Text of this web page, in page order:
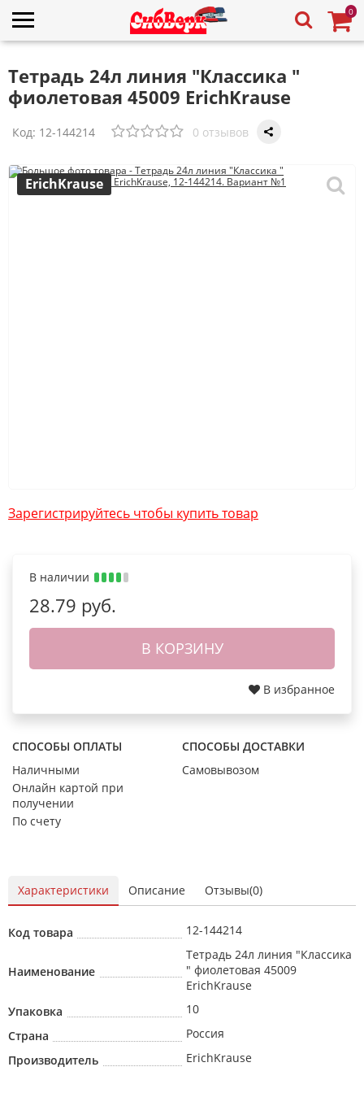
0
Тетрадь 24л линия "Классика "
фиолетовая 45009 ErichKrause
Код: 12-144214 0 отзывов
ErichKrause
Зарегистрируйтесь чтобы купить товар
В наличии
28.79 руб.
В КОРЗИНУ
В избранное
СПОСОБЫ ОПЛАТЫ
Наличными
Онлайн картой при
получении
По счету
СПОСОБЫ ДОСТАВКИ
Самовывозом
Характеристики Описание Отзывы(0)
Код товара 12-144214
Наименование
Тетрадь 24л линия "Классика
" фиолетовая 45009
ErichKrause
Упаковка
10
Страна
Россия
Производитель
ErichKrause